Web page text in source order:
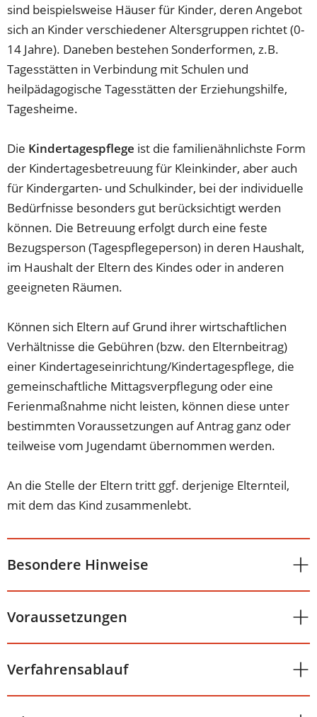
sind beispielsweise Häuser für Kinder, deren Angebot
sich an Kinder verschiedener Altersgruppen richtet (0-
14 Jahre). Daneben bestehen Sonderformen, z.B.
Tagesstätten in Verbindung mit Schulen und
heilpädagogische Tagesstätten der Erziehungshilfe,
Tagesheime.
Die Kindertagespflege ist die familienähnlichste Form
der Kindertagesbetreuung für Kleinkinder, aber auch
für Kindergarten- und Schulkinder, bei der individuelle
Bedürfnisse besonders gut berücksichtigt werden
können. Die Betreuung erfolgt durch eine feste
Bezugsperson (Tagespflegeperson) in deren Haushalt,
im Haushalt der Eltern des Kindes oder in anderen
geeigneten Räumen.
Können sich Eltern auf Grund ihrer wirtschaftlichen
Verhältnisse die Gebühren (bzw. den Elternbeitrag)
einer Kindertageseinrichtung/Kindertagespflege, die
gemeinschaftliche Mittagsverpflegung oder eine
Ferienmaßnahme nicht leisten, können diese unter
bestimmten Voraussetzungen auf Antrag ganz oder
teilweise vom Jugendamt übernommen werden.
An die Stelle der Eltern tritt ggf. derjenige Elternteil,
mit dem das Kind zusammenlebt.
Besondere Hinweise
Voraussetzungen
Verfahrensablauf